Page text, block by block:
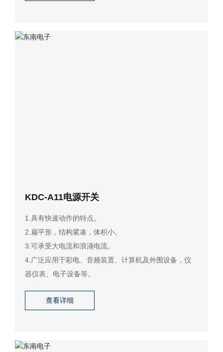
KDC-A11电源开关
1.具有快速动作的特点。
2.扁平形，结构紧凑，体积小。
3.可承受大电流和浪涌电流。
4.广泛应用于彩电、音频装置、计算机及外围设备，仪
器仪表、电子设备等。
查看详细